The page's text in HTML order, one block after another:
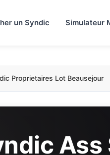
un Syndic Simulateur
Proprietaires Lot Beausejour
Ass